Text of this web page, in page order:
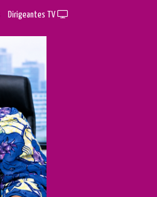
Dirigeantes TV